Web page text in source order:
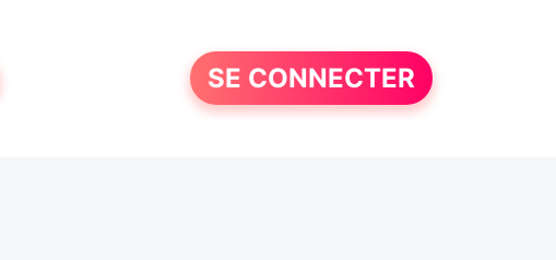
SE CONNECTER